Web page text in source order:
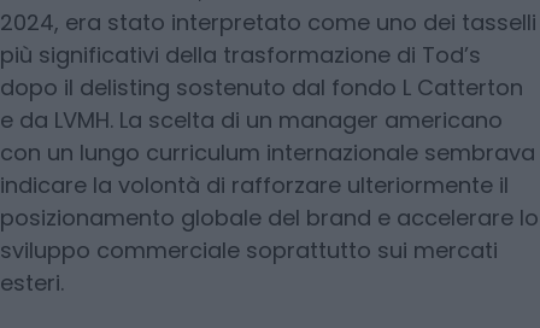
2024, era stato interpretato come uno dei tasselli
più significativi della trasformazione di Tod’s
dopo il delisting sostenuto dal fondo L Catterton
e da LVMH. La scelta di un manager americano
con un lungo curriculum internazionale sembrava
indicare la volontà di rafforzare ulteriormente il
posizionamento globale del brand e accelerare lo
sviluppo commerciale soprattutto sui mercati
esteri.